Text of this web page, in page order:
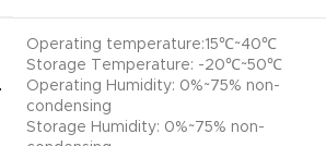
Operating temperature:15℃~40℃
Storage Temperature: -20℃~50℃
Operating Humidity: 0%~75% non-
condensing
Storage Humidity: 0%~75% non-